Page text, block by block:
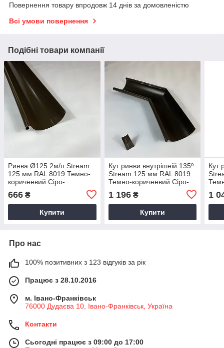
Повернення товару впродовж 14 днів за домовленістю
Всі умови повернення
Подібні товари компанії
Ринва Ø125 2м/п Stream
125 мм RAL 8019 Темно-
коричневий Сіро-
666 ₴
Купити
Кут ринви внутрішній 135º
Stream 125 мм RAL 8019
Темно-коричневий Сіро-
1 196₴
Купити
Кут
1
Про нас
100% позитивних з 123 відгуків за рік
Працює з 28.10.2016
м. Івано-Франківськ
76000 Дудаєва 10, Івано-Франківськ, Україна
Контакти
Сьогодні працює з 09:00 до 17:00